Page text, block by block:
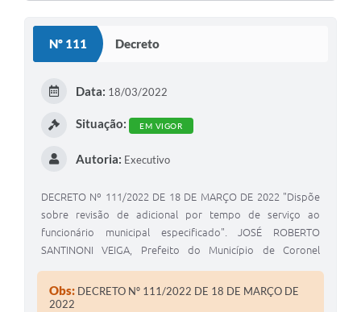
Nº 111 Decreto
Data: 18/03/2022
Situação: EM VIGOR
Autoria: Executivo
DECRETO Nº 111/2022 DE 18 DE MARÇO DE 2022 "Dispõe
sobre revisão de adicional por tempo de serviço ao
funcionário municipal especificado". JOSÉ ROBERTO
SANTINONI VEIGA, Prefeito do Município de Coronel
legais de seu cargo.
Obs: DECRETO Nº 111/2022 DE 18 DE MARÇO DE
2022